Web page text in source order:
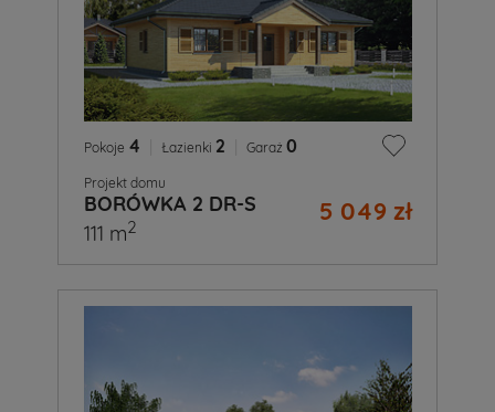
Pokoje 4 Łazienki 2 Garaż 0
Projekt domu
BORÓWKA 2 DR-S 5 049 zł
111 m2